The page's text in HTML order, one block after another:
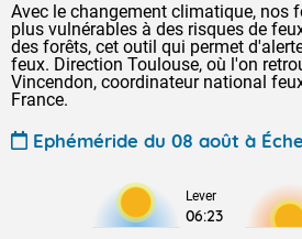
Avec le changement climatique, nos
plus vulnérables à des risques de
des forêts, cet outil qui permet
feux. Direction Toulouse, où l'on
Vincendon, coordinateur national
France.
Ephéméride du 08 août à
Lever
06:23